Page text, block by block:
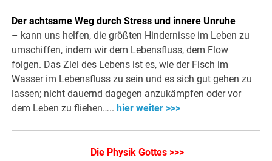
Der achtsame Weg durch Stress und innere Unruhe
– kann uns helfen, die größten Hindernisse im Leben zu
umschiffen, indem wir dem Lebensfluss, dem Flow
folgen. Das Ziel des Lebens ist es, wie der Fisch im
Wasser im Lebensfluss zu sein und es sich gut gehen zu
lassen; nicht dauernd dagegen anzukämpfen oder vor
dem Leben zu fliehen….. hier weiter >>>
Die Physik Gottes >>>